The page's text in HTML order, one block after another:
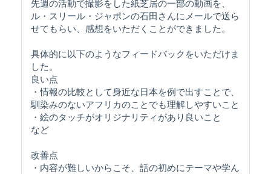
先週の活動で撮影をした紙芝居の一部の動画を、
ル・スリール・ジャポンの石田さんにメールで送ら
せてもらい、感想をいただくことができました。
具体的に以下のようなフィードバックをいただけま
した。
良い点
・情報の比較として身近な日本を例で出すことで、
馴染みのないアフリカのことでも理解しやすいこと
・絵のタッチがオリジナリティがあり良いこと
など
改善点
・内容が難しいからこそ、話の初めにテーマや学ん